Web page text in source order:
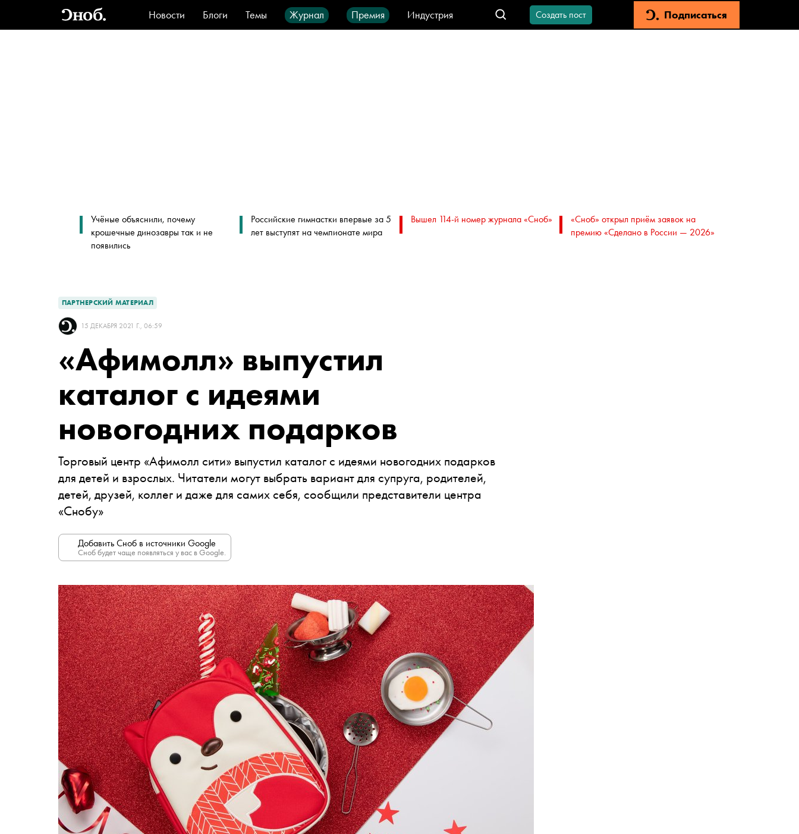
Новости Блоги Темы Журнал Премия
Индустрия
Стиль
Видео Город IT-продукты
Создать пост Подписаться
Учёные объяснили, почему
крошечные динозавры так и не
появились
Российские гимнастки впервые за 5
лет выступят на чемпионате мира
Вышел 114-й номер журнала «Сноб»
«Сноб» открыл приём заявок на
премию «Сделано в России — 2026»
ПАРТНЕРСКИЙ МАТЕРИАЛ
15 ДЕКАБРЯ 2021 Г., 06:59
«Афимолл» выпустил
каталог с идеями
новогодних подарков
Торговый центр «Афимолл сити» выпустил каталог с идеями новогодних подарков
для детей и взрослых. Читатели могут выбрать вариант для супруга, родителей,
детей, друзей, коллег и даже для самих себя, сообщили представители центра
«Снобу»
Добавить Сноб в источники Google
Сноб будет чаще появляться у вас в Google.